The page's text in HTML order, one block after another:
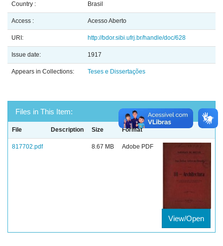
Country : Brasil
Access : Acesso Aberto
URI: http://bdor.sibi.ufrj.br/handle/doc/628
Issue date: 1917
Appears in Collections: Teses e Dissertações
Files in This Item:
File Description Size Format
817702.pdf 8.67 MB Adobe PDF
View/Open